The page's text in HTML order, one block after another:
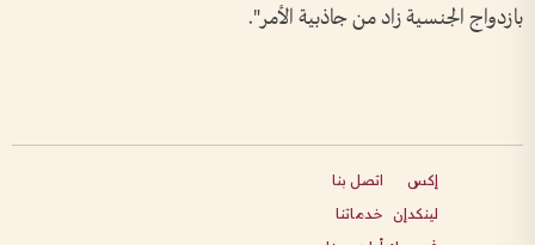
بازدواج الجنسية زاد من جاذبية الأمر".
إكس
لينكدإن
اتصل بنا
خدماتنا